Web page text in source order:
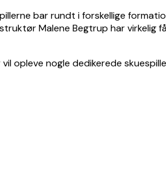
bar rundt i forskellige
Malene Begtrup har virkelig
opleve nogle dedikerede